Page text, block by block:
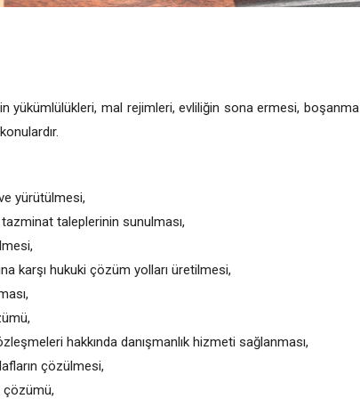
yükümlülükleri, mal rejimleri, evliliğin sona ermesi, boşanma
yürütülmesi,
taleplerinin sunulması,
karşı hukuki çözüm yolları üretilmesi,
hakkında danışmanlık hizmeti sağlanması,
çözülmesi,
çözümü,